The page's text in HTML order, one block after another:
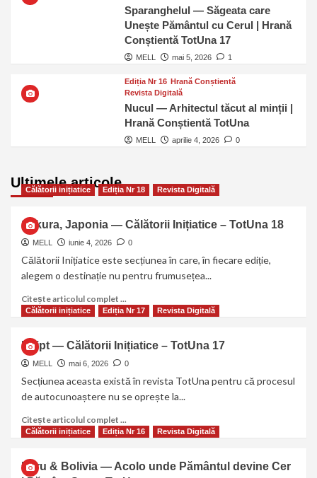
Sparanghelul — Săgeata care
Unește Pământul cu Cerul | Hrană
Conștientă TotUna 17
MELL mai 5, 2026 1
Ediția Nr 16 Hrană Conștientă
Revista Digitală
Nucul — Arhitectul tăcut al minții |
Hrană Conștientă TotUna
MELL aprilie 4, 2026 0
Ultimele articole
Călătorii inițiatice Ediția Nr 18 Revista Digitală
Sakura, Japonia — Călătorii Inițiatice – TotUna 18
MELL iunie 4, 2026 0
Călătorii Inițiatice este secțiunea în care, în fiecare ediție,
alegem o destinație nu pentru frumusețea...
Citește articolul complet ...
Călătorii inițiatice Ediția Nr 17 Revista Digitală
Egipt — Călătorii Inițiatice – TotUna 17
MELL mai 6, 2026 0
Secțiunea aceasta există în revista TotUna pentru că procesul
de autocunoaștere nu se oprește la...
Citește articolul complet ...
Călătorii inițiatice Ediția Nr 16 Revista Digitală
Peru & Bolivia — Acolo unde Pământul devine Cer